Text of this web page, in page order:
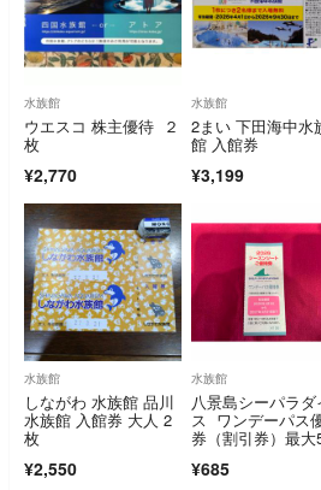
水族館
ウエスコ 株主優待 ２
枚
¥2,770
水族館
2まい 下田海中水
館 入館券
¥3,199
水族館
しながわ 水族館 品川
水族館 入館券 大人 2
枚
¥2,550
水族館
八景島シーパラダ
ス ワンデーパス
券（割引券）最大
¥685